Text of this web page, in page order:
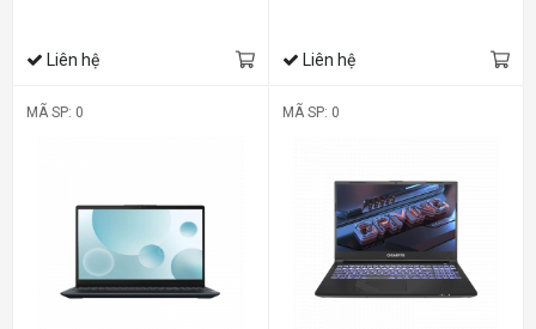
Liên hệ Liên hệ
MÃ SP: 0 MÃ SP: 0